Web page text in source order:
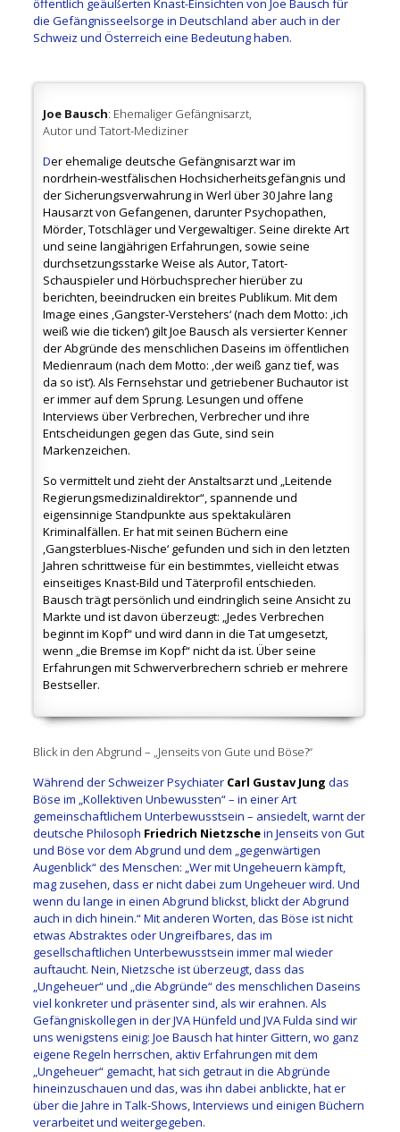
öffentlich geäußerten Knast-Einsichten von Joe Bausch für
die Gefängnisseelsorge in Deutschland aber auch in der
Schweiz und Österreich eine Bedeutung haben.
Joe Bausch: Ehemaliger Gefängnisarzt,
Autor und Tatort-Mediziner
Der ehemalige deutsche Gefängnisarzt war im
nordrhein-westfälischen Hochsicherheitsgefängnis und
der Sicherungsverwahrung in Werl über 30 Jahre lang
Hausarzt von Gefangenen, darunter Psychopathen,
Mörder, Totschläger und Vergewaltiger. Seine direkte Art
und seine langjährigen Erfahrungen, sowie seine
durchsetzungsstarke Weise als Autor, Tatort-
Schauspieler und Hörbuchsprecher hierüber zu
berichten, beeindrucken ein breites Publikum. Mit dem
Image eines ‚Gangster-Verstehers‘ (nach dem Motto: ‚ich
weiß wie die ticken‘) gilt Joe Bausch als versierter Kenner
der Abgründe des menschlichen Daseins im öffentlichen
Medienraum (nach dem Motto: ‚der weiß ganz tief, was
da so ist‘). Als Fernsehstar und getriebener Buchautor ist
er immer auf dem Sprung. Lesungen und offene
Interviews über Verbrechen, Verbrecher und ihre
Entscheidungen gegen das Gute, sind sein
Markenzeichen.
So vermittelt und zieht der Anstaltsarzt und „Leitende
Regierungsmedizinaldirektor“, spannende und
eigensinnige Standpunkte aus spektakulären
Kriminalfällen. Er hat mit seinen Büchern eine
‚Gangsterblues-Nische‘ gefunden und sich in den letzten
Jahren schrittweise für ein bestimmtes, vielleicht etwas
einseitiges Knast-Bild und Täterprofil entschieden.
Bausch trägt persönlich und eindringlich seine Ansicht zu
Markte und ist davon überzeugt: „Jedes Verbrechen
beginnt im Kopf“ und wird dann in die Tat umgesetzt,
wenn „die Bremse im Kopf“ nicht da ist. Über seine
Erfahrungen mit Schwerverbrechern schrieb er mehrere
Bestseller.
Blick in den Abgrund – „Jenseits von Gute und Böse?“
Während der Schweizer Psychiater Carl Gustav Jung das
Böse im „Kollektiven Unbewussten“ – in einer Art
gemeinschaftlichem Unterbewusstsein – ansiedelt, warnt der
deutsche Philosoph Friedrich Nietzschein Jenseits von Gut
und Böse vor dem Abgrund und dem „gegenwärtigen
Augenblick“ des Menschen: „Wer mit Ungeheuern kämpft,
mag zusehen, dass er nicht dabei zum Ungeheuer wird. Und
wenn du lange in einen Abgrund blickst, blickt der Abgrund
auch in dich hinein.“ Mit anderen Worten, das Böse ist nicht
etwas Abstraktes oder Ungreifbares, das im
gesellschaftlichen Unterbewusstsein immer mal wieder
auftaucht. Nein, Nietzsche ist überzeugt, dass das
„Ungeheuer“ und „die Abgründe“ des menschlichen Daseins
viel konkreter und präsenter sind, als wir erahnen. Als
Gefängniskollegen in der JVA Hünfeld und JVA Fulda sind wir
uns wenigstens einig: Joe Bausch hat hinter Gittern, wo ganz
eigene Regeln herrschen, aktiv Erfahrungen mit dem
„Ungeheuer“ gemacht, hat sich getraut in die Abgründe
hineinzuschauen und das, was ihn dabei anblickte, hat er
über die Jahre in Talk-Shows, Interviews und einigen Büchern
verarbeitet und weitergegeben.